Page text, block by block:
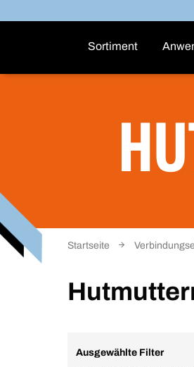
Sortiment
Startseite
Ausgewählte Filter